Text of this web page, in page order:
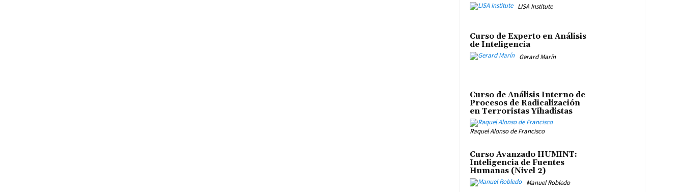
LISA Institute
Curso de Experto en Análisis
de Inteligencia
Gerard Marín
Curso de Análisis Interno de
Procesos de Radicalización
en Terroristas Yihadistas
Raquel Alonso de Francisco
Curso Avanzado HUMINT:
Inteligencia de Fuentes
Humanas (Nivel 2)
Manuel Robledo